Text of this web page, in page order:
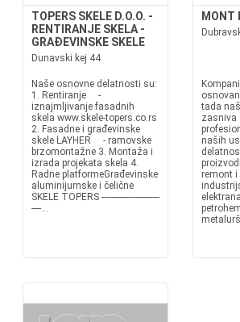
TOPERS SKELE D.O.O. -
RENTIRANJE SKELA -
GRAĐEVINSKE SKELE
Dunavski kej 44
Naše osnovne delatnosti su:
1. Rentiranje -
iznajmljivanje fasadnih
skela www.skele-topers.co.rs
2. Fasadne i građevinske
skele LAYHER - ramovske
brzomontažne 3. Montaža i
izrada projekata skela 4.
Radne platformeGrađevinske
aluminijumske i čelične
SKELE TOPERS ------------------------
----...
MONT
tada
zasniva
naših
remont